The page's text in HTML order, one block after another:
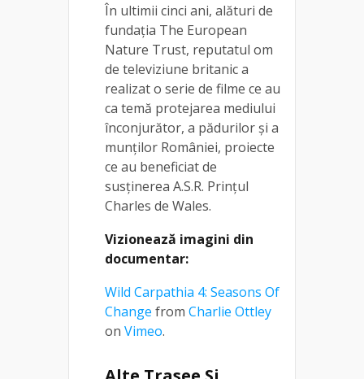
În ultimii cinci ani, alături de
fundația The European
Nature Trust, reputatul om
de televiziune britanic a
realizat o serie de filme ce au
ca temă protejarea mediului
înconjurător, a pădurilor și a
munților României, proiecte
ce au beneficiat de
susținerea A.S.R. Prințul
Charles de Wales.
Vizionează imagini din
documentar:
Wild Carpathia 4: Seasons Of
Change from Charlie Ottley
on Vimeo.